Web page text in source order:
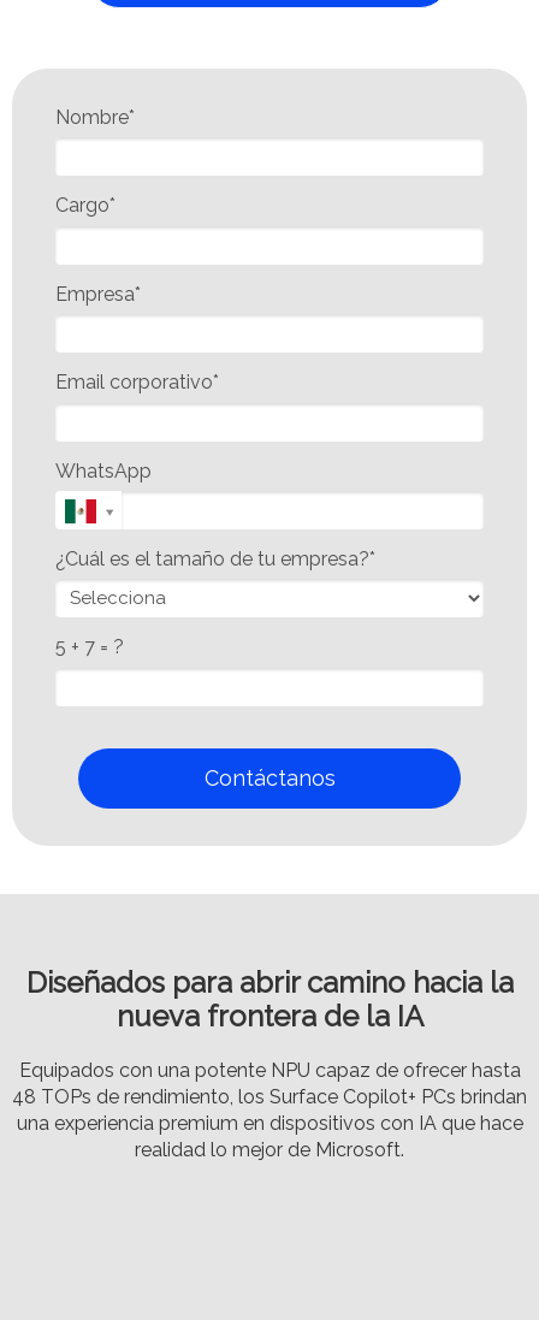
Nombre*
Cargo*
Empresa*
Email corporativo*
WhatsApp
¿Cuál es el tamaño de tu empresa?*
5 + 7 = ?
Contáctanos
Diseñados para abrir camino hacia la
nueva frontera de la IA
Equipados con una potente NPU capaz de ofrecer hasta
48 TOPs de rendimiento, los Surface Copilot+ PCs brindan
una experiencia premium en dispositivos con IA que hace
realidad lo mejor de Microsoft.